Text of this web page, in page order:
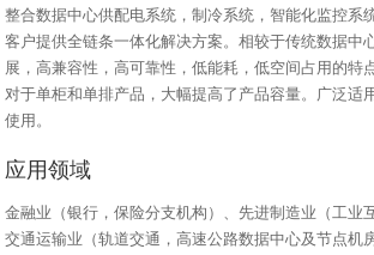
整合数据中心供配电系统，制冷系统，智能化监控系
客户提供全链条一体化解决方案。相较于传统数据中
展，高兼容性，高可靠性，低能耗，低空间占用的特
对于单柜和单排产品，大幅提高了产品容量。广泛适
使用。
应用领域
金融业（银行，保险分支机构）、先进制造业（工业
交通运输业（轨道交通，高速公路数据中心及节点机